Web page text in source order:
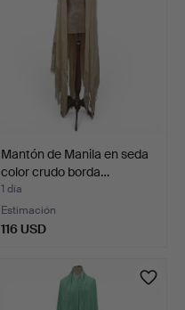
Mantón de Manila en seda
color crudo borda…
1 día
Estimación
116 USD